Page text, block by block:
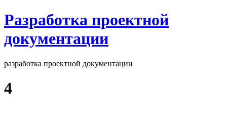
Разработка проектной
документации
разработка проектной документации
4